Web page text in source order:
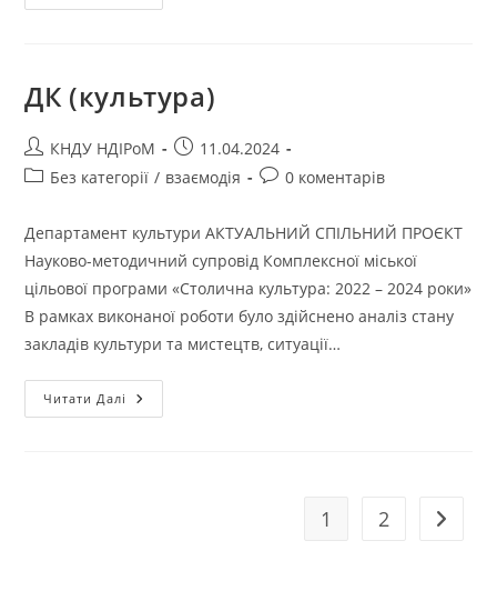
ДК (культура)
КНДУ НДІРоМ
11.04.2024
Без категорії / взаємодія 0 коментарів
Департамент культури АКТУАЛЬНИЙ СПІЛЬНИЙ ПРОЄКТ
Науково-методичний супровід Комплексної міської
цільової програми «Столична культура: 2022 – 2024 роки»
В рамках виконаної роботи було здійснено аналіз стану
закладів культури та мистецтв, ситуації…
Читати Далі
1 2